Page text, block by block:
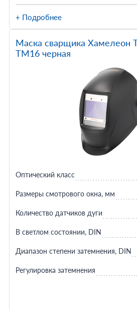
+ Подробнее
Маска сварщика Хамелеон
TM16 черная
Оптический класс
Размеры смотрового окна, мм
Количество датчиков дуги
В светлом состоянии, DIN
Диапазон степени затемнения, DIN
Регулировка затемнения